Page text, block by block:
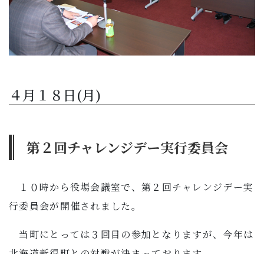
４月１８日(月)
第２回チャレンジデー実行委員会
１０時から役場会議室で、第２回チャレンジデー実
行委員会が開催されました。
当町にとっては３回目の参加となりますが、今年は